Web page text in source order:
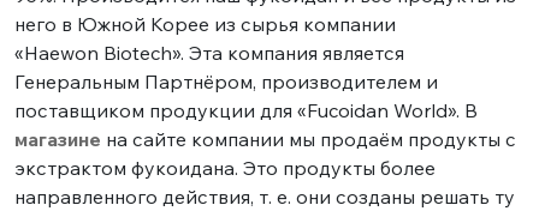
него в Южной Корее из сырья компании
«Haewon Biotech». Эта компания является
Генеральным Партнёром, производителем и
поставщиком продукции для «Fucoidan World». В
магазине на сайте компании мы продаём продукты с
экстрактом фукоидана. Это продукты более
направленного действия, т. е. они созданы решать ту